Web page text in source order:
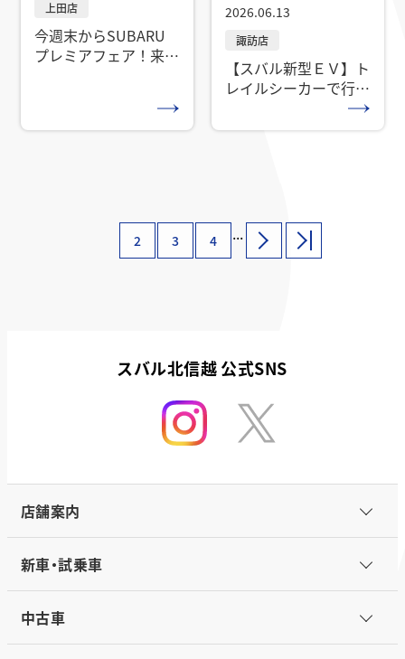
今週末からSUBARU
プレミアフェア！来週
2026.06.13
【スバル新型ＥＶ】ト
レイルシーカーで行
く！辰野町～富山・安
房峠越えロングドライ
2 3 4 ...
スバル北信越 公式SNS
店舗案内
新車・試乗車
中古車